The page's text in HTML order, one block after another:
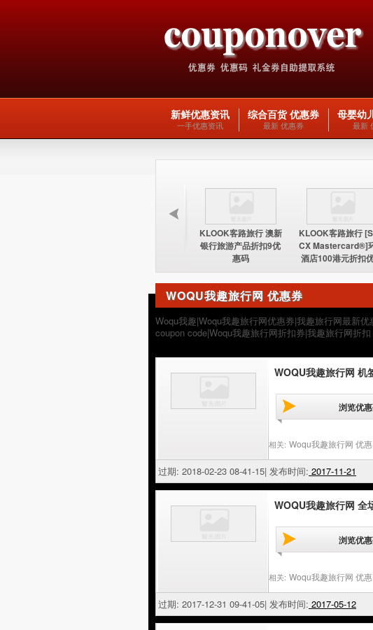
新鲜优惠资讯
一手优惠资讯
综合百货 优惠券
最新 优惠券
母婴幼
最新
KLOOK客路旅行 澳新
银行旅游产品折扣9优
惠码
KLOOK客路旅行
CX Mastercard®]
酒店100港元折扣
码
WOQU我趣旅行网 优惠券
Woqu我趣|Woqu我趣旅行网优惠券|我趣旅行网最新
coupon code|Woqu我趣旅行网折扣券|我趣旅行网折扣
WOQU我趣旅行网 机
浏览优
相关: Woqu我趣旅行网 优
过期: 2018-02-23 08-41-15| 发布时间: 2017-11-21
WOQU我趣旅行网 全
浏览优
相关: Woqu我趣旅行网 优
过期: 2017-12-31 09-41-05| 发布时间: 2017-05-12